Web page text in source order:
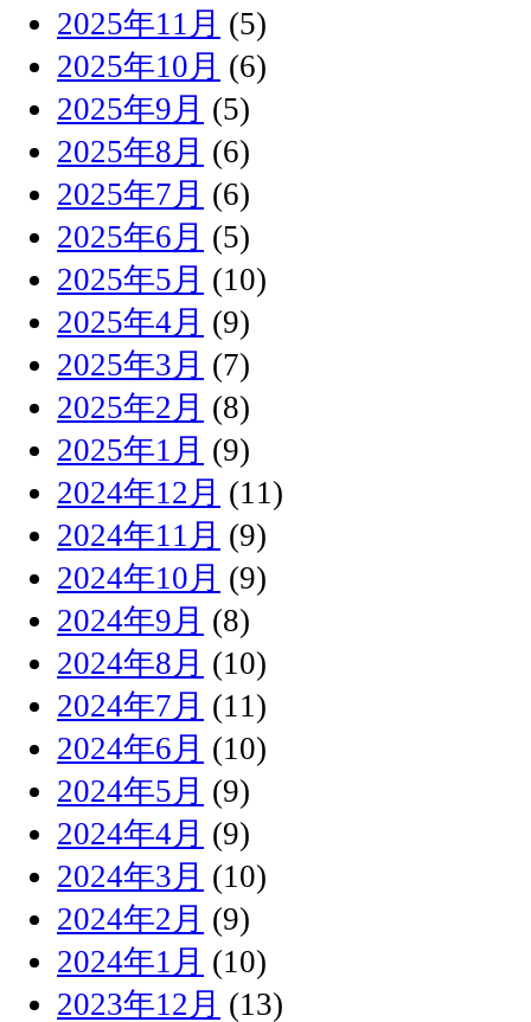
2025年11月 (5)
2025年10月 (6)
2025年9月 (5)
2025年8月 (6)
2025年7月 (6)
2025年6月 (5)
2025年5月 (10)
2025年4月 (9)
2025年3月 (7)
2025年2月 (8)
2025年1月 (9)
2024年12月 (11)
2024年11月 (9)
2024年10月 (9)
2024年9月 (8)
2024年8月 (10)
2024年7月 (11)
2024年6月 (10)
2024年5月 (9)
2024年4月 (9)
2024年3月 (10)
2024年2月 (9)
2024年1月 (10)
2023年12月 (13)